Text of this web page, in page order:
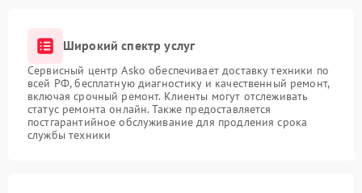
Широкий спектр услуг
Сервисный центр Asko обеспечивает доставку техники по
всей РФ, бесплатную диагностику и качественный ремонт,
включая срочный ремонт. Клиенты могут отслеживать
статус ремонта онлайн. Также предоставляется
постгарантийное обслуживание для продления срока
службы техники